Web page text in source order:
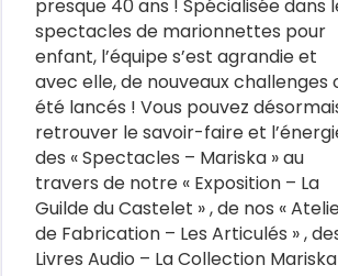
presque 40 ans ! Spécialisée dans
spectacles de marionnettes pour
enfant, l’équipe s’est agrandie et
avec elle, de nouveaux challenges
été lancés ! Vous pouvez
retrouver le savoir-faire et
des « Spectacles – Mariska » au
travers de notre « Exposition – La
Guilde du Castelet » , de nos «
de Fabrication – Les Articulés » ,
Livres Audio – La Collection Mariska